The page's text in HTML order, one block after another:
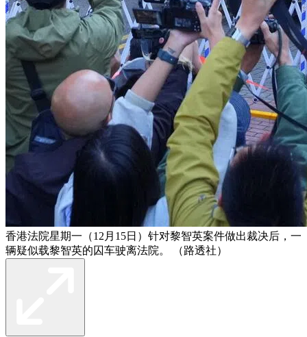
香港法院星期一（12月15日）针对黎智英案件做出裁决后，一
辆疑似载黎智英的囚车驶离法院。 （路透社）